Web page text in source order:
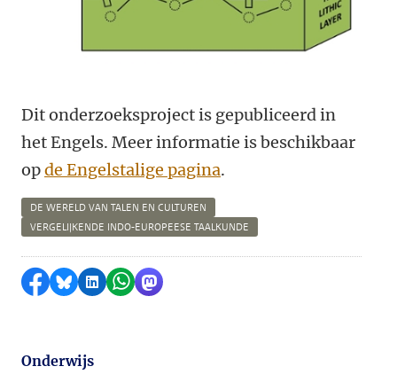
Dit onderzoeksproject is gepubliceerd in
het Engels. Meer informatie is beschikbaar
opde Engelstalige pagina.
DE WERELD VAN TALEN EN CULTUREN
VERGELIJKENDE INDO-EUROPEESE TAALKUNDE
Delen op Facebook
Delen via Bluesky
Delen op LinkedIn
Delen via WhatsApp
Delen via Mastodon
Onderwijs